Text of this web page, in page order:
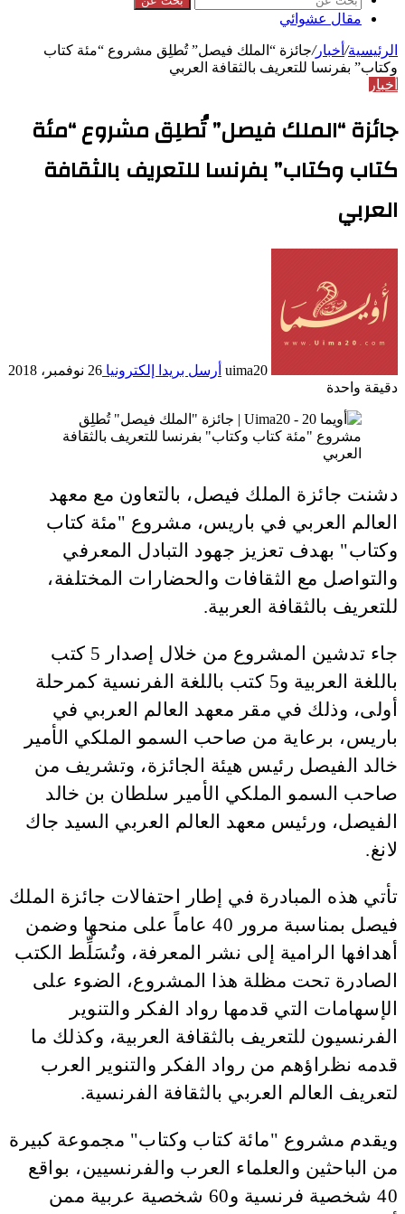
مقال عشوائي
الرئيسية/ أخبار/جائزة “الملك فيصل” تُطلِق مشروع “مئة كتاب
وكتاب” بفرنسا للتعريف بالثقافة العربي
أخبار
جائزة “الملك فيصل” تُطلِق مشروع “مئة
كتاب وكتاب” بفرنسا للتعريف بالثقافة
العربي
uima20 أرسل بريدا إلكترونيا 26 نوفمبر، 2018
دقيقة واحدة
دشنت جائزة الملك فيصل، بالتعاون مع معهد
العالم العربي في باريس، مشروع "مئة كتاب
وكتاب" بهدف تعزيز جهود التبادل المعرفي
والتواصل مع الثقافات والحضارات المختلفة،
للتعريف بالثقافة العربية.
جاء تدشين المشروع من خلال إصدار 5 كتب
باللغة العربية و5 كتب باللغة الفرنسية كمرحلة
أولى، وذلك في مقر معهد العالم العربي في
باريس، برعاية من صاحب السمو الملكي الأمير
خالد الفيصل رئيس هيئة الجائزة، وتشريف من
صاحب السمو الملكي الأمير سلطان بن خالد
الفيصل، ورئيس معهد العالم العربي السيد جاك
لانغ.
تأتي هذه المبادرة في إطار احتفالات جائزة الملك
فيصل بمناسبة مرور 40 عاماً على منحها وضمن
أهدافها الرامية إلى نشر المعرفة، وتُسَلِّط الكتب
الصادرة تحت مظلة هذا المشروع، الضوء على
الإسهامات التي قدمها رواد الفكر والتنوير
الفرنسيون للتعريف بالثقافة العربية، وكذلك ما
قدمه نظراؤهم من رواد الفكر والتنوير العرب
لتعريف العالم العربي بالثقافة الفرنسية.
ويقدم مشروع "مائة كتاب وكتاب" مجموعة كبيرة
من الباحثين والعلماء العرب والفرنسيين، بواقع
40 شخصية فرنسية و60 شخصية عربية ممن